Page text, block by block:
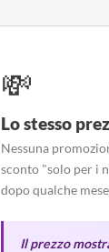
💸
Lo stesso
Nessuna
sconto "solo per i
dopo qualche
Il prezzo